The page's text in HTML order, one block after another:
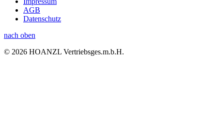
AGB
Datenschutz
nach oben
© 2026 HOANZL Vertriebsges.m.b.H.